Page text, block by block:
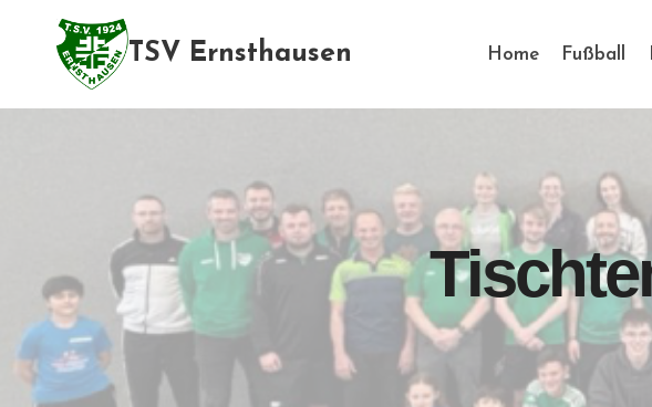
springen
TSV Ernsthausen Home Fußball